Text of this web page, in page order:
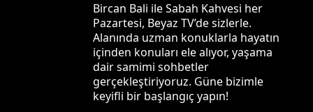
Bircan Bali ile Sabah Kahvesi her
Pazartesi, Beyaz TV’de sizlerle.
Alanında uzman konuklarla hayatın
içinden konuları ele alıyor, yaşama
dair samimi sohbetler
gerçekleştiriyoruz. Güne bizimle
keyifli bir başlangıç yapın!